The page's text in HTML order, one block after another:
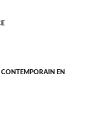
CONTEMPORAIN EN